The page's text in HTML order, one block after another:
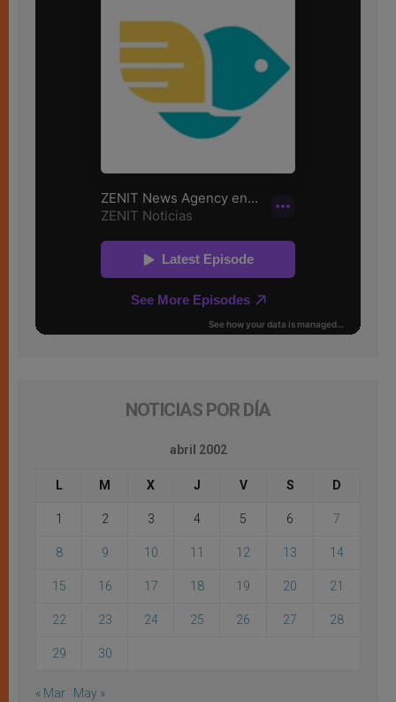
NOTICIAS POR DÍA
abril 2002
L M X J V S D
1 2 3 4 5 6 7
8 9 10 11 12 13 14
15 16 17 18 19 20 21
22 23 24 25 26 27 28
29 30
« Mar May »